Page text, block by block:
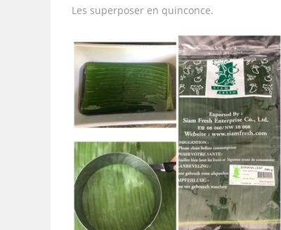
Les superposer en quinconce.